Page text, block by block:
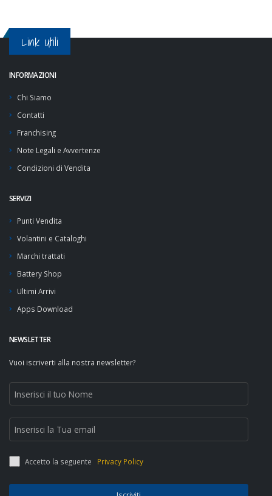
Link Utili
INFORMAZIONI
Chi Siamo
Contatti
Franchising
Note Legali e Avvertenze
Condizioni di Vendita
SERVIZI
Punti Vendita
Volantini e Cataloghi
Marchi trattati
Battery Shop
Ultimi Arrivi
Apps Download
NEWSLETTER
Vuoi iscriverti alla nostra newsletter?
Accetto la seguente Privacy Policy